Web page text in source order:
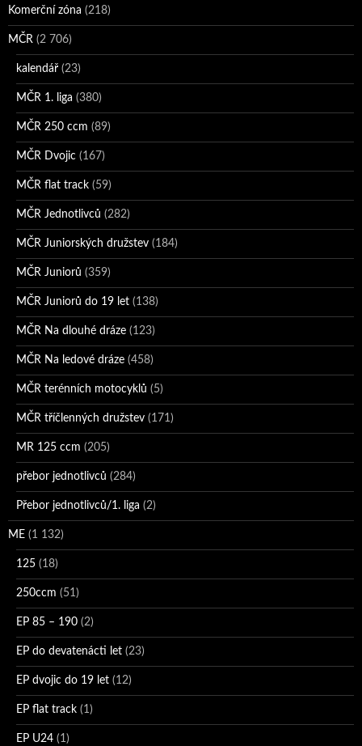
Komerční zóna (218)
MČR (2 706)
kalendář (23)
MČR 1. liga (380)
MČR 250 ccm (89)
MČR Dvojic (167)
MČR flat track (59)
MČR Jednotlivců (282)
MČR Juniorských družstev (184)
MČR Juniorů (359)
MČR Juniorů do 19 let (138)
MČR Na dlouhé dráze (123)
MČR Na ledové dráze (458)
MČR terénních motocyklů (5)
MČR tříčlenných družstev (171)
MR 125 ccm (205)
přebor jednotlivců (284)
Přebor jednotlivců/1. liga (2)
ME (1 132)
125 (18)
250ccm (51)
EP 85 – 190 (2)
EP do devatenácti let (23)
EP dvojic do 19 let (12)
EP flat track (1)
EP U24 (1)